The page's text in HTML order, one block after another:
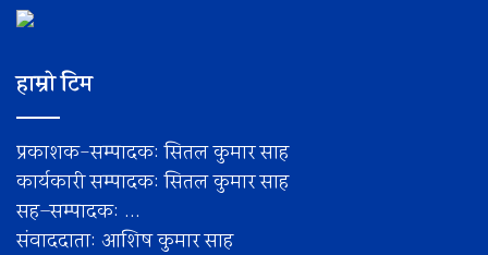
हाम्रो टिम
प्रकाशक-सम्पादक: सितल कुमार साह
कार्यकारी सम्पादक: सितल कुमार साह
सह–सम्पादक: ...
संवाददाता: आशिष कुमार साह